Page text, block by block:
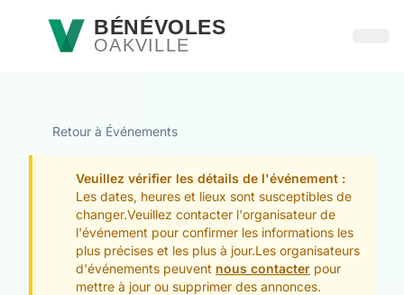
Passer au contenu principal
BÉNÉVOLES
OAKVILLE
Retour à Événements
Veuillez vérifier les détails de l'événement :
Les dates, heures et lieux sont susceptibles de
changer.Veuillez contacter l'organisateur de
l'événement pour confirmer les informations les
plus précises et les plus à jour.Les organisateurs
d'événements peuvent nous contacter pour
mettre à jour ou supprimer des annonces.